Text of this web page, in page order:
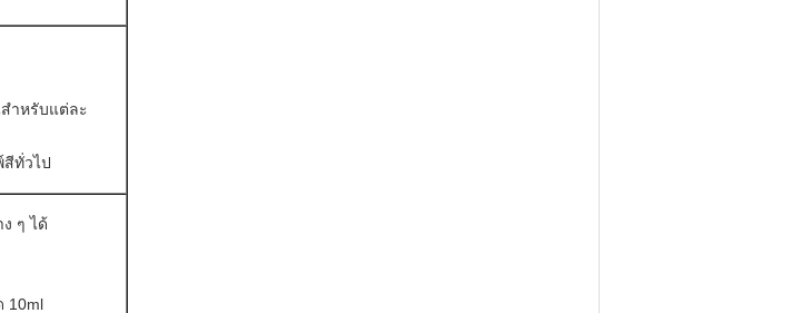
ำหรับแต่ละ
ทั่วไป
ๆ ได้
10ml